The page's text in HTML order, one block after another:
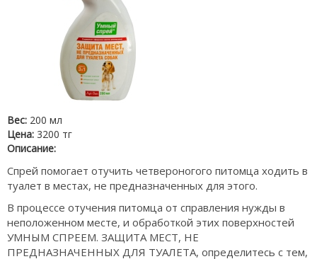
Вес: 200 мл
Цена: 3200 тг
Описание:
Спрей помогает отучить четвероногого питомца ходить в
туалет в местах, не предназначенных для этого.
В процессе отучения питомца от справления нужды в
неположенном месте, и обработкой этих поверхностей
УМНЫМ СПРЕЕМ. ЗАЩИТА МЕСТ, НЕ
ПРЕДНАЗНАЧЕННЫХ ДЛЯ ТУАЛЕТА, определитесь с тем,